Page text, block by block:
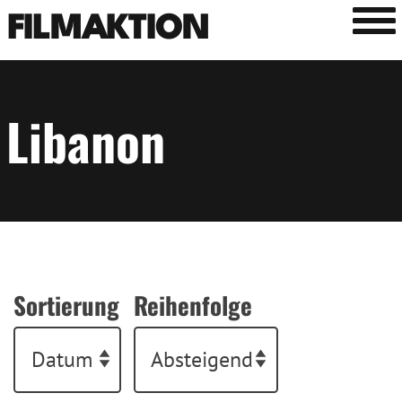
FILMAKTION
Libanon
Sortierung Reihenfolge